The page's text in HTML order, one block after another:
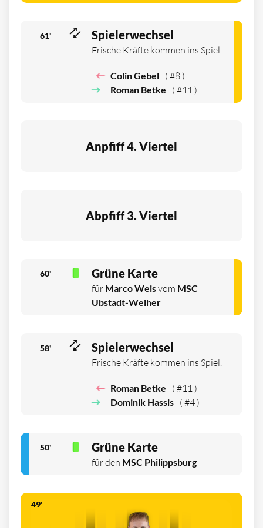
61' Spielerwechsel
Frische Kräfte kommen ins Spiel.
Colin Gebel ( #8 )
Roman Betke ( #11 )
Anpfiff 4. Viertel
Abpfiff 3. Viertel
60' Grüne Karte
für Marco Weisvom MSC
Ubstadt-Weiher
58' Spielerwechsel
Frische Kräfte kommen ins Spiel.
Roman Betke ( #11 )
Dominik Hassis ( #4 )
50' Grüne Karte
für den MSC Philippsburg
49'